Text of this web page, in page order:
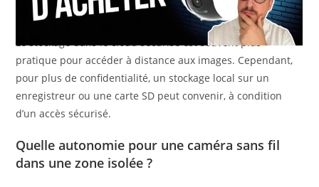
Faut-il privilégier le stockage local ou cloud ?
Le stockage dans le cloud sécurisé est souvent plus
pratique pour accéder à distance aux images. Cependant,
pour plus de confidentialité, un stockage local sur un
enregistreur ou une carte SD peut convenir, à condition
d’un accès sécurisé.
Quelle autonomie pour une caméra sans fil
dans une zone isolée ?